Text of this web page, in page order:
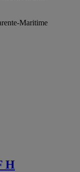
Maritime
H